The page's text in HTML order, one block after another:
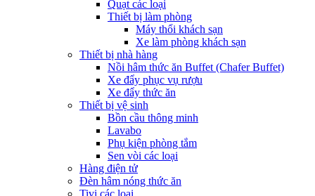
Quạt các loại
Thiết bị làm phòng
Máy thổi khách sạn
Xe làm phòng khách sạn
Thiết bị nhà hàng
Nồi hâm thức ăn Buffet (Chafer Buffet)
Xe đẩy phục vụ rượu
Xe đẩy thức ăn
Thiết bị vệ sinh
Bồn cầu thông minh
Lavabo
Phụ kiện phòng tắm
Sen vòi các loại
Hàng điện tử
Đèn hâm nóng thức ăn
Tivi các loại